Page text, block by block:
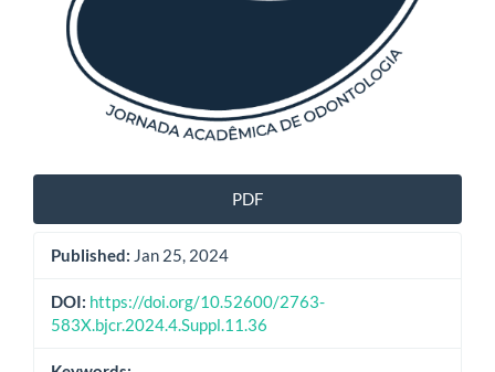
PDF
Published: Jan 25, 2024
DOI: https://doi.org/10.52600/2763-
583X.bjcr.2024.4.Suppl.11.36